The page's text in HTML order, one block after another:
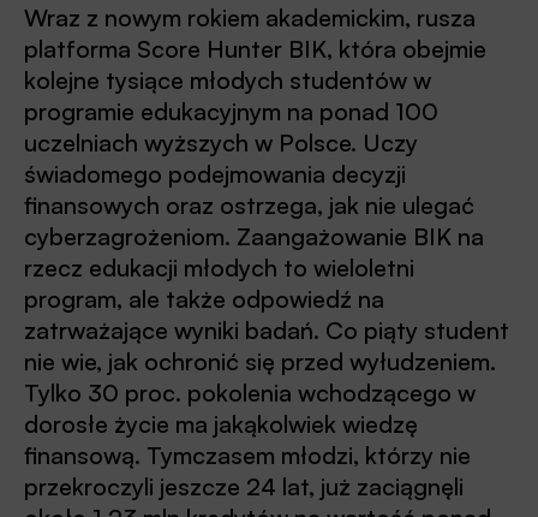
Wraz z nowym rokiem akademickim, rusza
platforma Score Hunter BIK, która obejmie
kolejne tysiące młodych studentów w
programie edukacyjnym na ponad 100
uczelniach wyższych w Polsce. Uczy
świadomego podejmowania decyzji
finansowych oraz ostrzega, jak nie ulegać
cyberzagrożeniom. Zaangażowanie BIK na
rzecz edukacji młodych to wieloletni
program, ale także odpowiedź na
zatrważające wyniki badań. Co piąty student
nie wie, jak ochronić się przed wyłudzeniem.
Tylko 30 proc. pokolenia wchodzącego w
dorosłe życie ma jakąkolwiek wiedzę
finansową. Tymczasem młodzi, którzy nie
przekroczyli jeszcze 24 lat, już zaciągnęli